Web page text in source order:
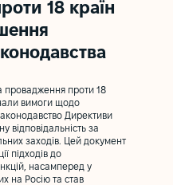
18 країн
провадження проти 18
вимоги щодо
Директиви
відповідальність за
заходів. Цей документ
підходів до
насамперед у
на Росію та став